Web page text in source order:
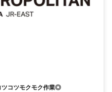
ツコツモクモク作業◎